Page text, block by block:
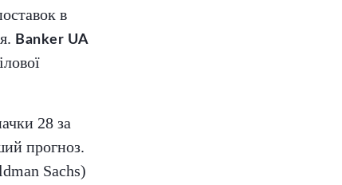
в
Banker UA
28 за
прогноз.
Sachs)